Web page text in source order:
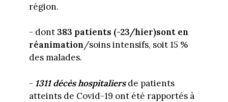
région.
- dont383 patients (-23/hier)sont en
réanimation/soins intensifs, soit 15 %
des malades.
- 1311 décès hospitaliersde patients
atteints de Covid-19 ont été rapportés à